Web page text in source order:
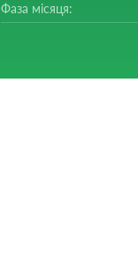
Фаза місяця: